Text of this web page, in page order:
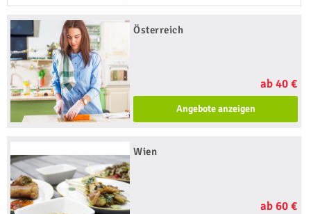
Österreich
ab 40 €
Angebote anzeigen
Wien
ab 60 €